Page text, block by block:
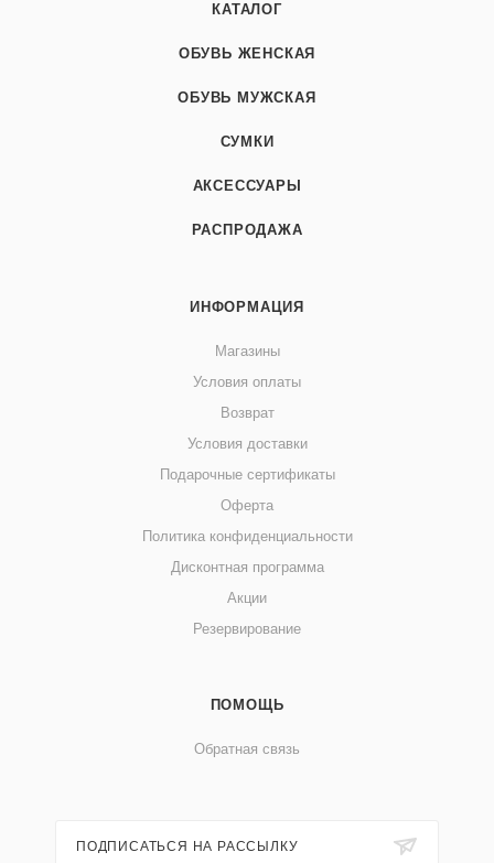
КАТАЛОГ
ОБУВЬ ЖЕНСКАЯ
ОБУВЬ МУЖСКАЯ
СУМКИ
АКСЕССУАРЫ
РАСПРОДАЖА
ИНФОРМАЦИЯ
Магазины
Условия оплаты
Возврат
Условия доставки
Подарочные сертификаты
Оферта
Политика конфиденциальности
Дисконтная программа
Акции
Резервирование
ПОМОЩЬ
Обратная связь
ПОДПИСАТЬСЯ НА РАССЫЛКУ